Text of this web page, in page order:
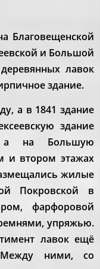
Благовещенской
и Большой
лавок
здание.
а в 1841 здание
здание
а на Большую
и втором этажах
жилые
Покровской в
фарфоровой
упряжью.
лавок ещё
Между ними, со